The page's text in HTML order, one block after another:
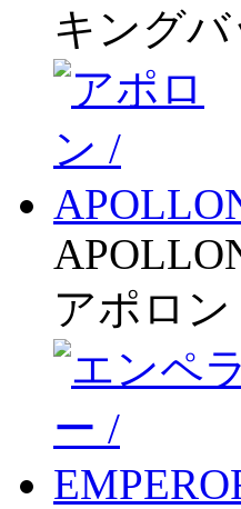
キング
アポロン